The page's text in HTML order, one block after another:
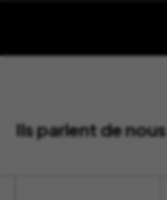
Ils parlent de nous.